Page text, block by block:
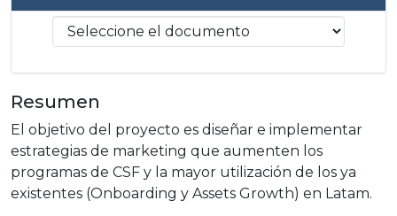
Resumen
El objetivo del proyecto es diseñar e implementar
estrategias de marketing que aumenten los
programas de CSF y la mayor utilización de los ya
existentes (Onboarding y Assets Growth) en Latam.